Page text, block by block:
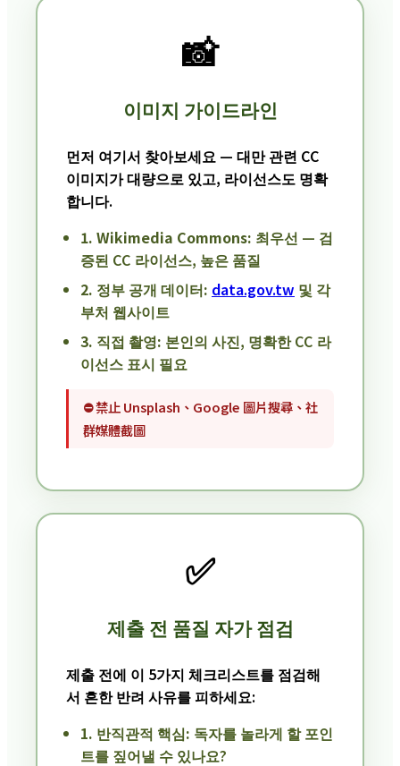
📸
이미지 가이드라인
먼저 여기서 찾아보세요 — 대만 관련 CC
이미지가 대량으로 있고, 라이선스도 명확
합니다.
1. Wikimedia Commons: 최우선 — 검
증된 CC 라이선스, 높은 품질
2. 정부 공개 데이터: data.gov.tw 및 각
부처 웹사이트
3. 직접 촬영: 본인의 사진, 명확한 CC 라
이선스 표시 필요
⛔ 禁止 Unsplash、Google 圖片搜尋、社
群媒體截圖
✅
제출 전 품질 자가 점검
제출 전에 이 5가지 체크리스트를 점검해
서 흔한 반려 사유를 피하세요:
1. 반직관적 핵심: 독자를 놀라게 할 포인
트를 짚어낼 수 있나요?